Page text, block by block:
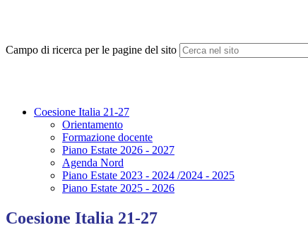
Campo di ricerca per le pagine del sito
Coesione Italia 21-27
Orientamento
Formazione docente
Piano Estate 2026 - 2027
Agenda Nord
Piano Estate 2023 - 2024 /2024 - 2025
Piano Estate 2025 - 2026
Coesione Italia 21-27